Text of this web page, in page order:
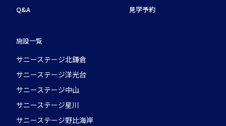
Q&A
施設一覧
サニーステージ北鎌倉
サニーステージ洋光台
サニーステージ中山
サニーステージ星川
サニーステージ野比海岸
見学予約